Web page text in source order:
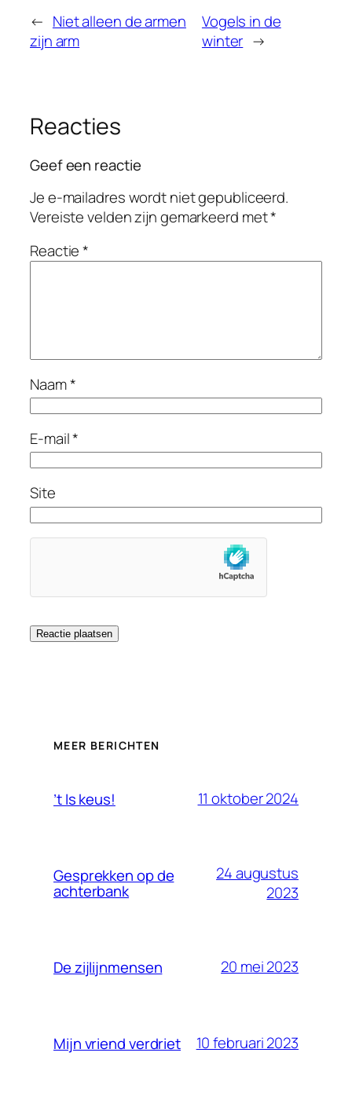
← Niet alleen de armen
zijn arm
Vogels in de
winter →
Reacties
Geef een reactie
Je e-mailadres wordt niet gepubliceerd.
Vereiste velden zijn gemarkeerd met*
Reactie*
Naam*
E-mail*
Site
MEER BERICHTEN
’t Is keus! 11 oktober 2024
Gesprekken op de
achterbank
24 augustus
2023
De zijlijnmensen 20 mei 2023
Mijn vriend verdriet 10 februari 2023